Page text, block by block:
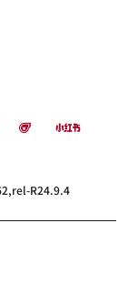
微博 飞猪 小红书
R24.9.4